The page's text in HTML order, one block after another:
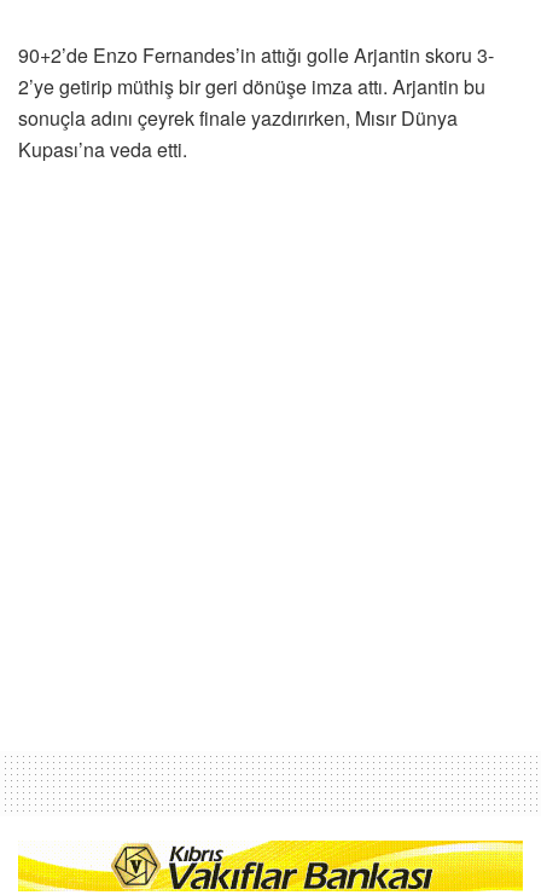
90+2’de Enzo Fernandes’in attığı golle Arjantin skoru 3-
2’ye getirip müthiş bir geri dönüşe imza attı. Arjantin bu
sonuçla adını çeyrek finale yazdırırken, Mısır Dünya
Kupası’na veda etti.